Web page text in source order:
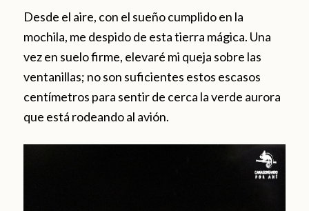
Desde el aire, con el sueño cumplido en la
mochila, me despido de esta tierra mágica. Una
vez en suelo firme, elevaré mi queja sobre las
ventanillas; no son suficientes estos escasos
centímetros para sentir de cerca la verde aurora
que está rodeando al avión.